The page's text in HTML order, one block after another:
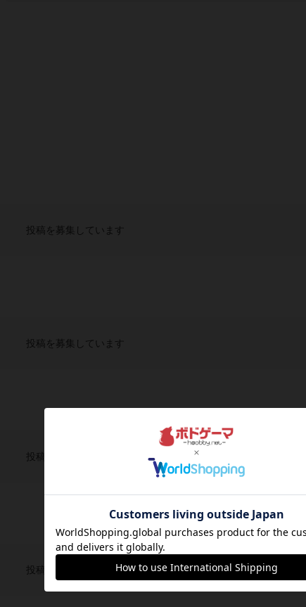
投稿を募集しています
投稿を募集しています
投稿を募集しています
投稿を募集しています